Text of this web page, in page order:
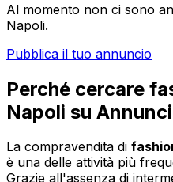
Al momento non ci sono
Napoli.
Pubblica il tuo annuncio
Perché cercare
Napoli su
La compravendita di
è una delle attività più
Grazie all'assenza di